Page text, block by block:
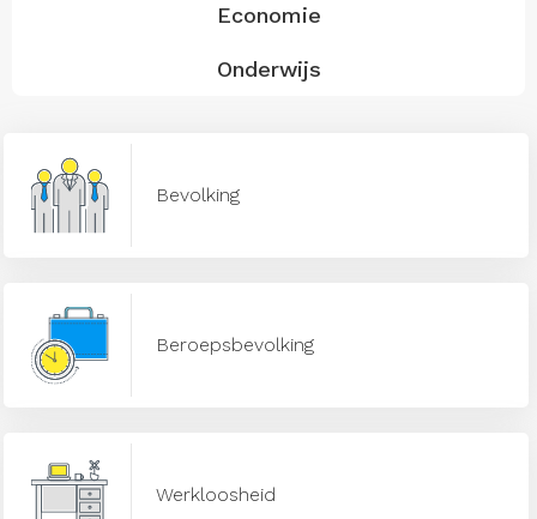
Economie
Onderwijs
Bevolking
Beroepsbevolking
Werkloosheid